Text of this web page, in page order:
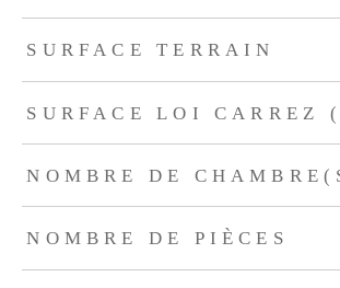
SURFACE TERRAIN
SURFACE LOI CARREZ
NOMBRE DE
NOMBRE DE PIÈCES